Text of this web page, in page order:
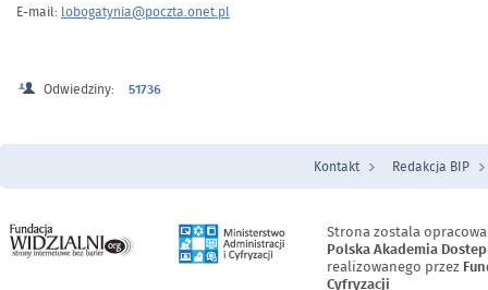
E-mail: lobogatynia@poczta.onet.pl
Odwiedziny: 51736
Menu Stopka
Kontakt Redakcja BIP
Strona zostala
Polska Akademia
realizowanego przez
Cyfryzacji